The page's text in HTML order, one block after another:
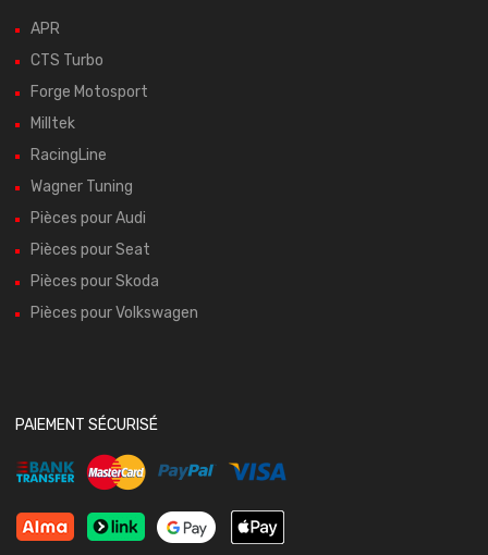
APR
CTS Turbo
Forge Motosport
Milltek
RacingLine
Wagner Tuning
Pièces pour Audi
Pièces pour Seat
Pièces pour Skoda
Pièces pour Volkswagen
PAIEMENT SÉCURISÉ